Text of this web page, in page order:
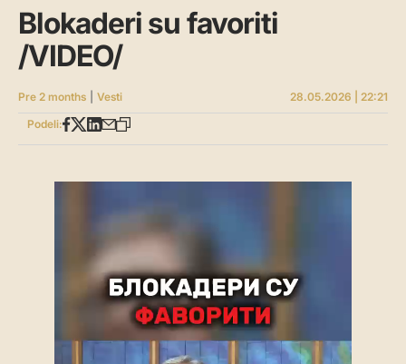
Blokaderi su favoriti
/VIDEO/
Pre 2 months Vesti
28.05.2026 | 22:21
Podeli: